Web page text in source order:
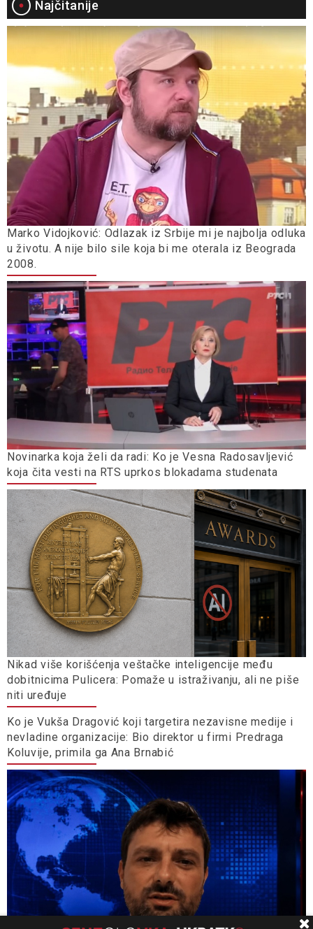
Najčitanije
Marko Vidojković: Odlazak iz Srbije mi je najbolja odluka
u životu. A nije bilo sile koja bi me oterala iz Beograda
2008.
Novinarka koja želi da radi: Ko je Vesna Radosavljević
koja čita vesti na RTS uprkos blokadama studenata
Nikad više korišćenja veštačke inteligencije među
dobitnicima Pulicera: Pomaže u istraživanju, ali ne piše
niti uređuje
Ko je Vukša Dragović koji targetira nezavisne medije i
nevladine organizacije: Bio direktor u firmi Predraga
Koluvije, primila ga Ana Brnabić